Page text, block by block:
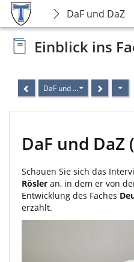
DaF und DaZ
Einblick ins
DaF und DaZ
DaF und DaZ
Schauen Sie sich das
Rösler an, in dem er von
Entwicklung des Faches
erzählt.